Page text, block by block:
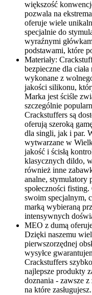
większość
pozwala na
oferuje wiele
specjalnie do
wyraźnymi
podstawami, które
Materiały:
bezpieczne dla
wykonane z
jakości silikonu,
Marka jest ściśle
szczególnie
Crackstuffers są
oferują szeroką
dla singli, jak i par.
wytwarzane w
jakość i ścisłą
klasycznych dildo,
również inne
analne, stymulatory
społeczności
swoim specjalnym,
marką wybieraną
intensywnych
MEO z dumą
Dzięki naszemu
pierwszorzędnej
wysyłce
Crackstuffers
najlepsze produkty
doznania - zawsze
na które zasługujesz.